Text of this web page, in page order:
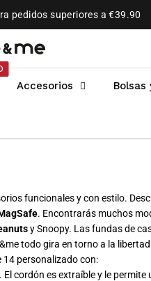
pedidos superiores a €39.90
Accesorios Bolsas
funcionales y con estilo.
. Encontrarás muchos
y Snoopy. Las fundas de
todo gira en torno a la
14 personalizado con:
cordón es extraíble y le